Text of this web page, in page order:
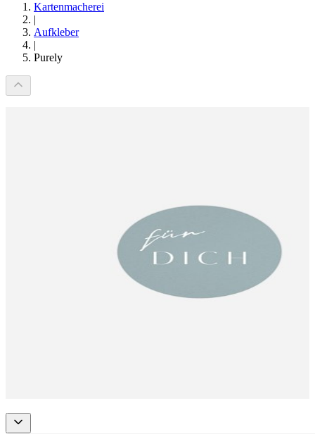
Kartenmacherei
|
Aufkleber
|
Purely